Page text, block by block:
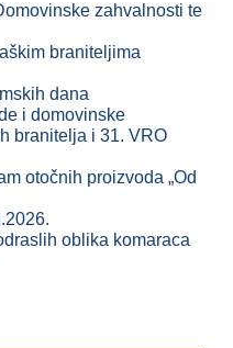
zahvalnosti te
braniteljima
dana
i domovinske
branitelja i 31. VRO
otočnih proizvoda „Od
oblika komaraca